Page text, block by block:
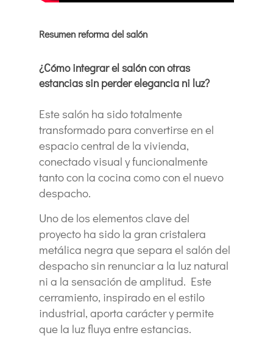
Resumen reforma del salón
¿Cómo integrar el salón con otras
estancias sin perder elegancia ni luz?
Este salón ha sido totalmente
transformado para convertirse en el
espacio central de la vivienda,
conectado visual y funcionalmente
tanto con la cocina como con el nuevo
despacho.
Uno de los elementos clave del
proyecto ha sido la gran cristalera
metálica negra que separa el salón del
despacho sin renunciar a la luz natural
ni a la sensación de amplitud. Este
cerramiento, inspirado en el estilo
industrial, aporta carácter y permite
que la luz fluya entre estancias.